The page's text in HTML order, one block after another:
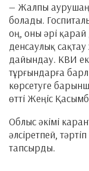
— Жалпы
болады.
оң, оны әрі
денсаулық сақтау
дайындау. КВИ
тұрғындарға
көрсетуге
өтті Жеңіс
Облыс әкімі
әлсіретпей,
тапсырды.